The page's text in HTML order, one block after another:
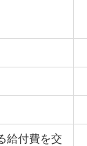
給付費を交